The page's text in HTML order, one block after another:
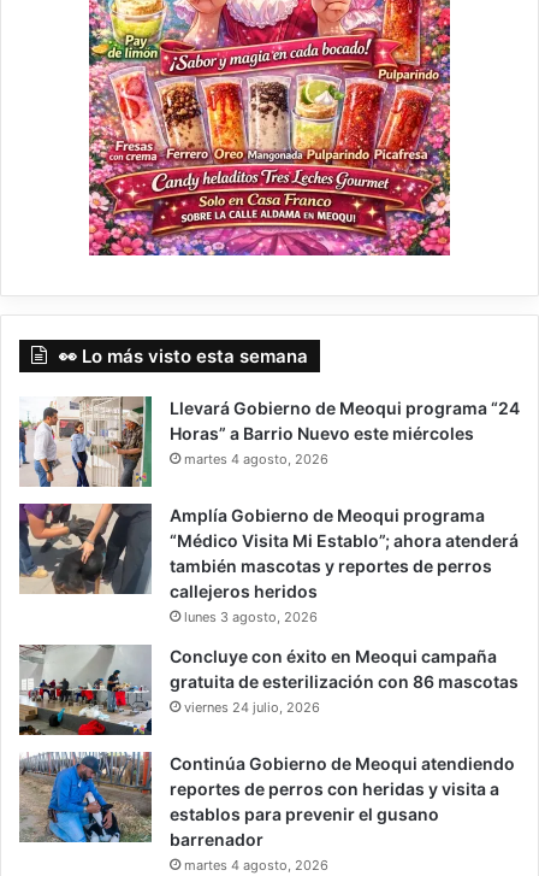
👀 Lo más visto esta semana
Llevará Gobierno de Meoqui programa “24
Horas” a Barrio Nuevo este miércoles
martes 4 agosto, 2026
Amplía Gobierno de Meoqui programa
“Médico Visita Mi Establo”; ahora atenderá
también mascotas y reportes de perros
callejeros heridos
lunes 3 agosto, 2026
Concluye con éxito en Meoqui campaña
gratuita de esterilización con 86 mascotas
viernes 24 julio, 2026
Continúa Gobierno de Meoqui atendiendo
reportes de perros con heridas y visita a
establos para prevenir el gusano
barrenador
martes 4 agosto, 2026